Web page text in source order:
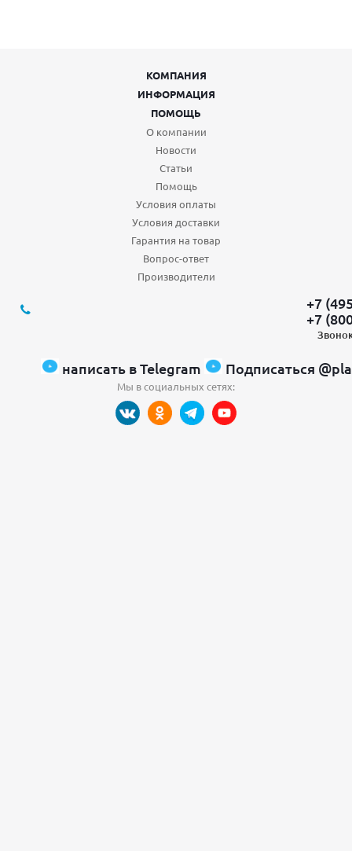
КОМПАНИЯ
ИНФОРМАЦИЯ
ПОМОЩЬ
О компании
Новости
Статьи
Помощь
Условия оплаты
Условия доставки
Гарантия на товар
Вопрос-ответ
Производители
+7
+7
написать в Telegram Подписаться
Мы в социальных сетях: